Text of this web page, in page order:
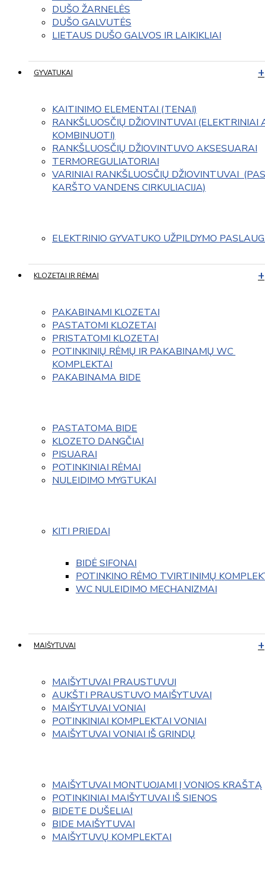
DUŠO ŽARNELĖS
DUŠO GALVUTĖS
LIETAUS DUŠO GALVOS IR LAIKIKLIAI
GYVATUKAI
KAITINIMO ELEMENTAI (TENAI)
RANKŠLUOSČIŲ DŽIOVINTUVAI (ELEKTRINIAI
KOMBINUOTI)
RANKŠLUOSČIŲ DŽIOVINTUVO AKSESUARAI
TERMOREGULIATORIAI
VARINIAI RANKŠLUOSČIŲ DŽIOVINTUVAI
KARŠTO VANDENS CIRKULIACIJA)
ELEKTRINIO GYVATUKO UŽPILDYMO
KLOZETAI IR RĖMAI
PAKABINAMI KLOZETAI
PASTATOMI KLOZETAI
PRISTATOMI KLOZETAI
POTINKINIŲ RĖMŲ IR PAKABINAMŲ WC
KOMPLEKTAI
PAKABINAMA BIDE
PASTATOMA BIDE
KLOZETO DANGČIAI
PISUARAI
POTINKINIAI RĖMAI
NULEIDIMO MYGTUKAI
KITI PRIEDAI
BIDĖ SIFONAI
POTINKINO RĖMO TVIRTINIMŲ
WC NULEIDIMO MECHANIZMAI
MAIŠYTUVAI
MAIŠYTUVAI PRAUSTUVUI
AUKŠTI PRAUSTUVO MAIŠYTUVAI
MAIŠYTUVAI VONIAI
POTINKINIAI KOMPLEKTAI VONIAI
MAIŠYTUVAI VONIAI IŠ GRINDŲ
MAIŠYTUVAI MONTUOJAMI Į VONIOS KRAŠTĄ
POTINKINIAI MAIŠYTUVAI IŠ SIENOS
BIDETE DUŠELIAI
BIDE MAIŠYTUVAI
MAIŠYTUVŲ KOMPLEKTAI